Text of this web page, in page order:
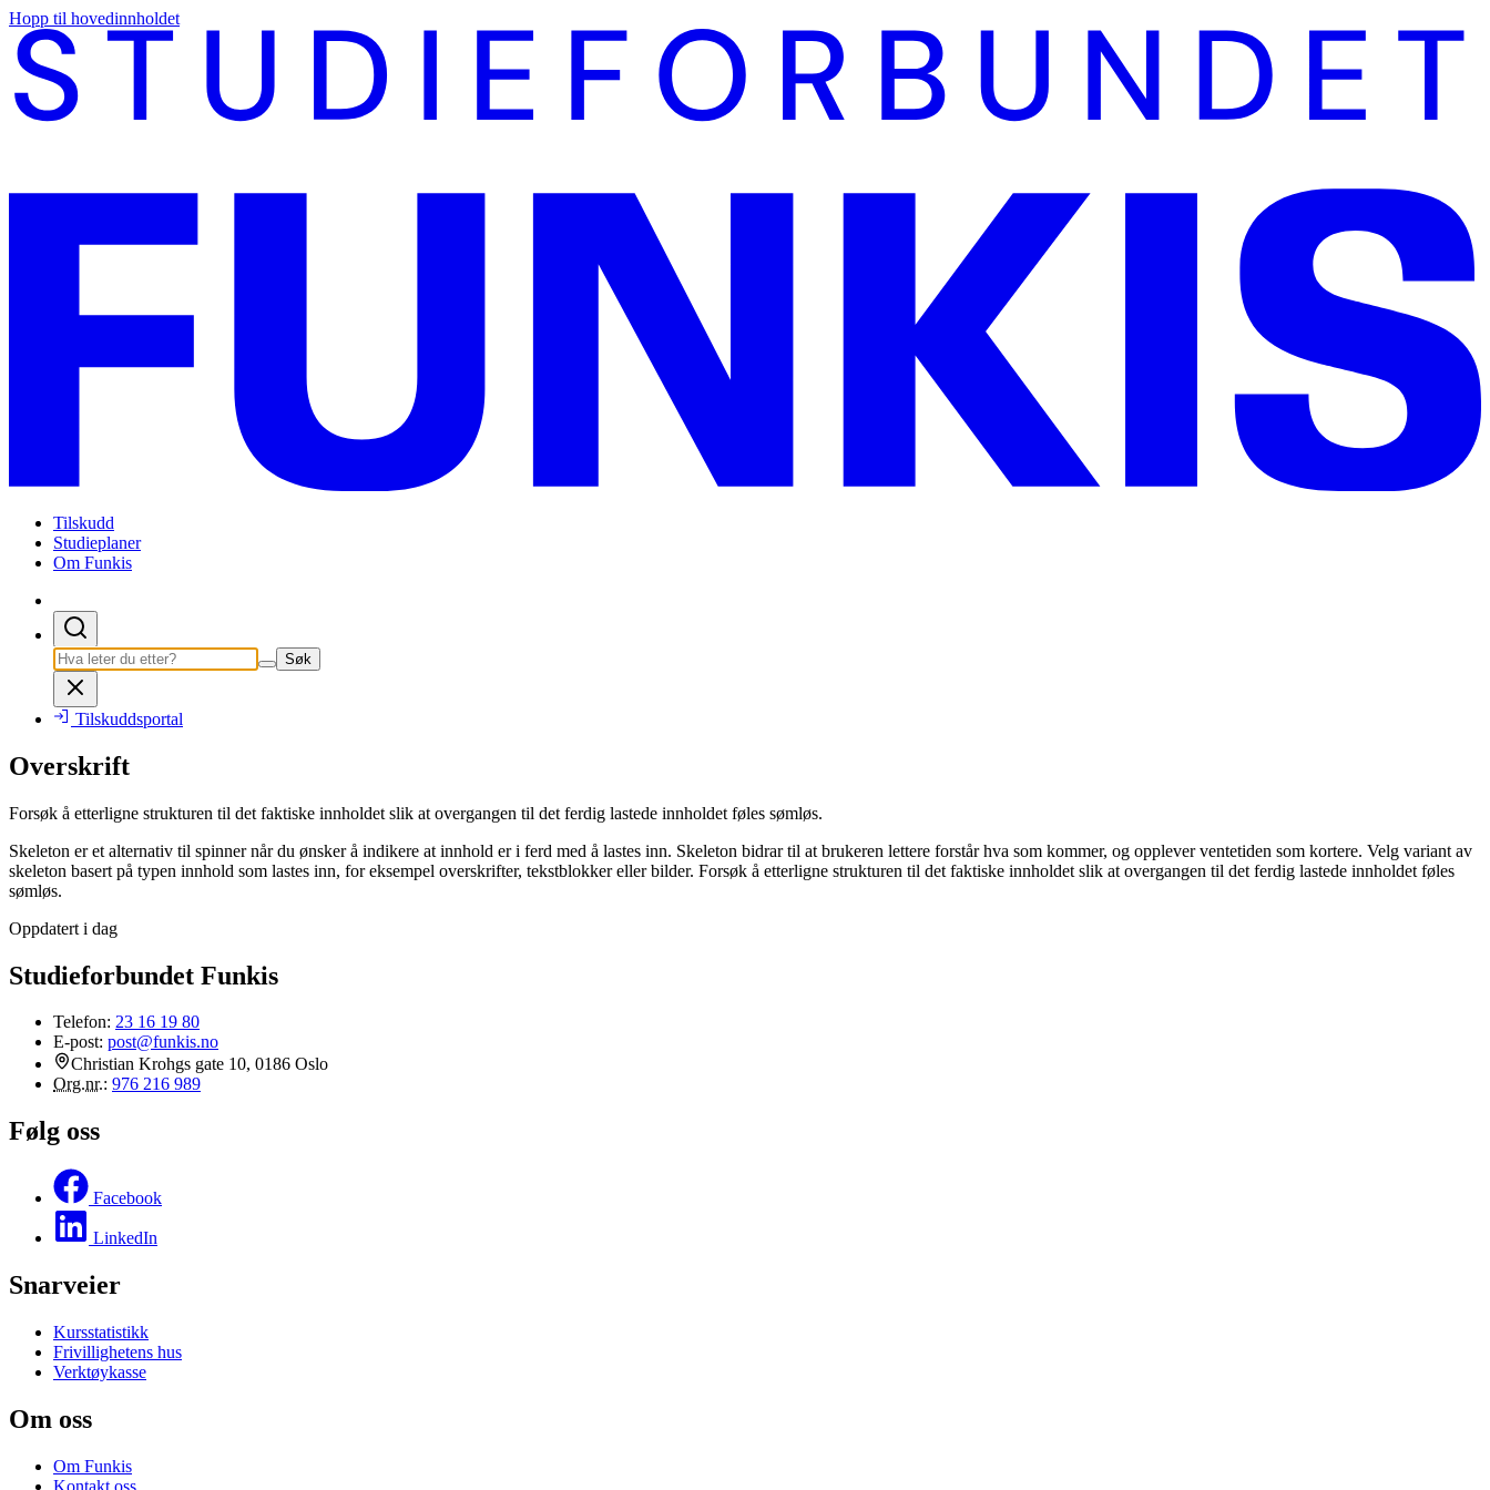
Hopp til hovedinnholdet
Tilskudd
Studieplaner
Om Funkis
Søk
Tilskuddsportal
Overskrift
Forsøk å etterligne strukturen til det faktiske innholdet slik at overgangen til det ferdig lastede innholdet føles sømløs.
Skeleton er et alternativ til spinner når du ønsker å indikere at innhold er i ferd med å lastes inn. Skeleton bidrar til at brukeren lettere forstår hva som kommer, og opplever ventetiden som kortere. Velg variant av
skeleton basert på typen innhold som lastes inn, for eksempel overskrifter, tekstblokker eller bilder. Forsøk å etterligne strukturen til det faktiske innholdet slik at overgangen til det ferdig lastede innholdet føles
sømløs.
Oppdatert i dag
Studieforbundet Funkis
Telefon: 23 16 19 80
E-post: post@funkis.no
Christian Krohgs gate 10, 0186 Oslo
Org.nr.: 976 216 989
Følg oss
Facebook
LinkedIn
Snarveier
Kursstatistikk
Frivillighetens hus
Verktøykasse
Om oss
Om Funkis
Kontakt oss